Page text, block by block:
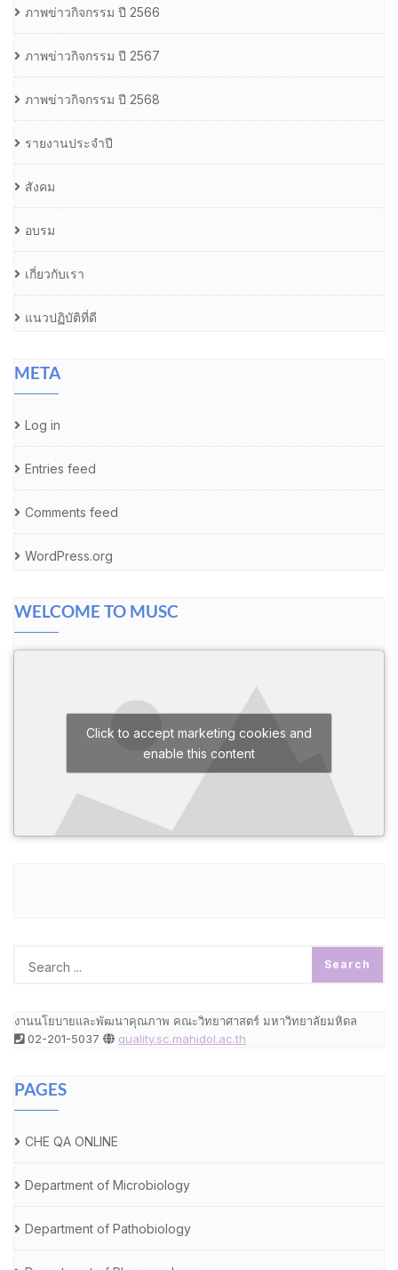
ภาพข่าวกิจกรรม ปี 2566
ภาพข่าวกิจกรรม ปี 2567
ภาพข่าวกิจกรรม ปี 2568
รายงานประจำปี
สังคม
อบรม
เกี่ยวกับเรา
แนวปฏิบัติที่ดี
META
Log in
Entries feed
Comments feed
WordPress.org
WELCOME TO MUSC
Click to accept marketing cookies and
enable this content
งานนโยบายและพัฒนาคุณภาพ คณะวิทยาศาสตร์ มหาวิทยาลัยมหิดล
02-201-5037
quality.sc.mahidol.ac.th
PAGES
CHE QA ONLINE
Department of Microbiology
Department of Pathobiology